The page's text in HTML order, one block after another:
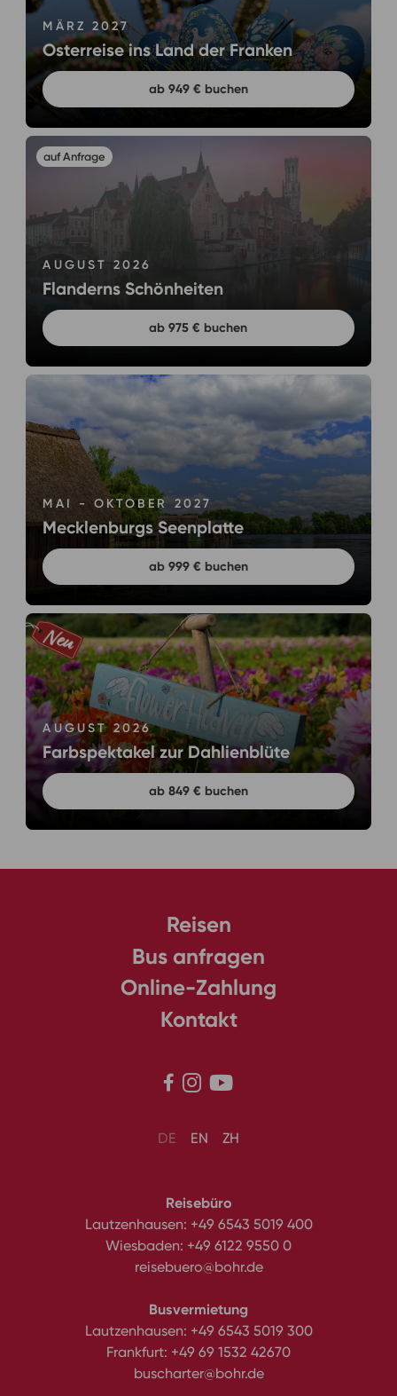
MÄRZ 2027
Osterreise ins Land der Franken
ab 949 € buchen
AUGUST 2026
Flanderns Schönheiten
ab 975 € buchen
MAI - OKTOBER 2027
Mecklenburgs Seenplatte
ab 999 € buchen
AUGUST 2026
Farbspektakel zur Dahlienblüte
ab 849 € buchen
Reisen
Bus anfragen
Online-Zahlung
Kontakt
  
DE EN ZH
Reisebüro
Lautzenhausen: +49 6543 5019 400
Wiesbaden: +49 6122 9550 0
reisebuero@bohr.de
Busvermietung
Lautzenhausen: +49 6543 5019 300
Frankfurt: +49 69 1532 42670
buscharter@bohr.de